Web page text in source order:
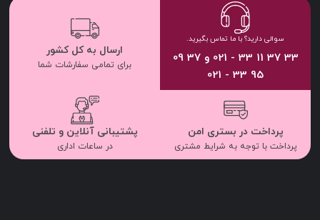
سوالی دارید؟ با ما تماس بگیرید.
33 37 11 33 - 021 و 37 09
95 33 - 021
ارسال به کل کشور
برای تمامی سفارشات شما
پرداخت در بستری امن
پرداخت با توجه به شرایط مشتری
پشتیبانی آنلاین و تلفنی
در ساعات اداری